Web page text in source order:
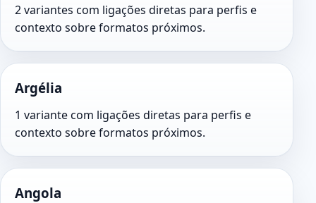
2 variantes com ligações diretas para perfis e
contexto sobre formatos próximos.
Argélia
1 variante com ligações diretas para perfis e
contexto sobre formatos próximos.
Angola